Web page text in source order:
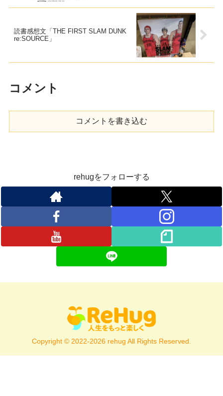
読書感想文「THE FIRST SLAM DUNK
re:SOURCE」
コメント
コメントを書き込む
rehugをフォローする
Copyright © 2022-2026 rehug All Rights Reserved.